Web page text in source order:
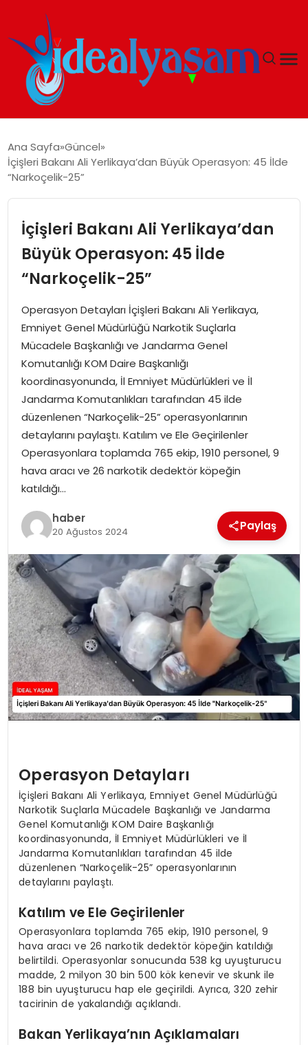
GÜNDEM
İDEAL YAŞAM
İDEAL SPOR
YAŞAM
MAGAZIN
SAĞLIK
SOSYAL HABER
Ana Sayfa Güncel
İçişleri Bakanı Ali Yerlikaya’dan Büyük Operasyon: 45 İlde
“Narkoçelik-25”
İçişleri Bakanı Ali Yerlikaya’dan
Büyük Operasyon: 45 İlde
“Narkoçelik-25”
Operasyon Detayları İçişleri Bakanı Ali Yerlikaya,
Emniyet Genel Müdürlüğü Narkotik Suçlarla
Mücadele Başkanlığı ve Jandarma Genel
Komutanlığı KOM Daire Başkanlığı
koordinasyonunda, İl Emniyet Müdürlükleri ve İl
Jandarma Komutanlıkları tarafından 45 ilde
düzenlenen “Narkoçelik-25” operasyonlarının
detaylarını paylaştı. Katılım ve Ele Geçirilenler
Operasyonlara toplamda 765 ekip, 1910 personel, 9
hava aracı ve 26 narkotik dedektör köpeğin
katıldığı…
haber
20 Ağustos 2024 Paylaş
Operasyon Detayları
İçişleri Bakanı Ali Yerlikaya, Emniyet Genel Müdürlüğü
Narkotik Suçlarla Mücadele Başkanlığı ve Jandarma
Genel Komutanlığı KOM Daire Başkanlığı
koordinasyonunda, İl Emniyet Müdürlükleri ve İl
Jandarma Komutanlıkları tarafından 45 ilde
düzenlenen “Narkoçelik-25” operasyonlarının
detaylarını paylaştı.
Katılım ve Ele Geçirilenler
Operasyonlara toplamda 765 ekip, 1910 personel, 9
hava aracı ve 26 narkotik dedektör köpeğin katıldığı
belirtildi. Operasyonlar sonucunda 538 kg uyuşturucu
madde, 2 milyon 30 bin 500 kök kenevir ve skunk ile
188 bin uyuşturucu hap ele geçirildi. Ayrıca, 320 zehir
tacirinin de yakalandığı açıklandı.
Bakan Yerlikaya’nın Açıklamaları